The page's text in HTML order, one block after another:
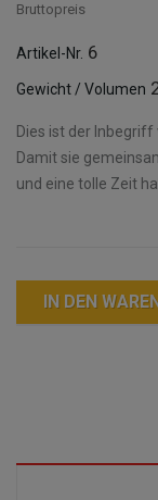
Bruttopreis
Artikel-Nr. 6
Gewicht / Volumen
Dies ist der
Damit sie
und eine tolle Zeit
IN DEN